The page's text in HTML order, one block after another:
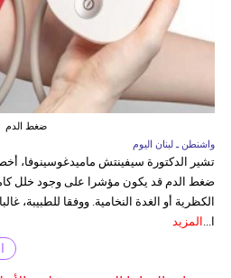
ضغط الدم
واشنطن ـ لبنان اليوم
تشير الدكتورة سيفينتش ماميدغوسينوفا،
ضغط الدم قد يكون مؤشرا على وجود خلل
الكظرية أو الغدة النخامية. ووفقا للطبيبة،
ا... المزيد